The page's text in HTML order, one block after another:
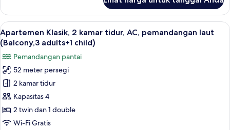
adults)
Apartemen
Klasik,
2
kamar
tidur,
AC,
pemandangan
laut
(Balcony,4
adults)
Lihat
semua
foto
untuk
Apartemen
Klasik,
2
kamar
tidur,
Brankas, Wi-Fi gratis, dan seprai linen
22
Apartemen Klasik, 2 kamar tidur, AC, pemandangan laut
(Balcony,3 adults+1 child)
Pemandangan pantai
52 meter persegi
2 kamar tidur
Kapasitas 4
2 twin dan 1 double
Wi-Fi Gratis